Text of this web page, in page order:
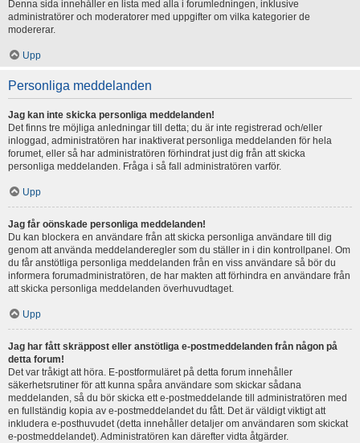
Denna sida innehåller en lista med alla i forumledningen, inklusive
administratörer och moderatorer med uppgifter om vilka kategorier de
modererar.
Upp
Personliga meddelanden
Jag kan inte skicka personliga meddelanden!
Det finns tre möjliga anledningar till detta; du är inte registrerad och/eller
inloggad, administratören har inaktiverat personliga meddelanden för hela
forumet, eller så har administratören förhindrat just dig från att skicka
personliga meddelanden. Fråga i så fall administratören varför.
Upp
Jag får oönskade personliga meddelanden!
Du kan blockera en användare från att skicka personliga användare till dig
genom att använda meddelanderegler som du ställer in i din kontrollpanel. Om
du får anstötliga personliga meddelanden från en viss användare så bör du
informera forumadministratören, de har makten att förhindra en användare från
att skicka personliga meddelanden överhuvudtaget.
Upp
Jag har fått skräppost eller anstötliga e-postmeddelanden från någon på
detta forum!
Det var tråkigt att höra. E-postformuläret på detta forum innehåller
säkerhetsrutiner för att kunna spåra användare som skickar sådana
meddelanden, så du bör skicka ett e-postmeddelande till administratören med
en fullständig kopia av e-postmeddelandet du fått. Det är väldigt viktigt att
inkludera e-posthuvudet (detta innehåller detaljer om användaren som skickat
e-postmeddelandet). Administratören kan därefter vidta åtgärder.